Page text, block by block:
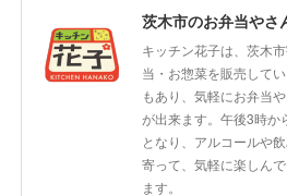
キッチン花子は、茨木
当・お惣菜を販売して
もあり、気軽にお弁当
が出来ます。午後3時か
となり、アルコールや
寄って、気軽に楽しん
ます。